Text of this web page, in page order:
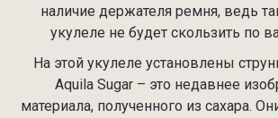
наличие держателя ремня, ведь
укулеле не будет скользить по
На этой укулеле установлены
Aquila Sugar – это недавнее
материала, полученного из сахара.